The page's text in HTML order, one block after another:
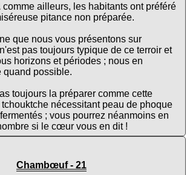
comme ailleurs, les habitants ont préféré
pitance non préparée.
que nous vous présentons sur
pas toujours typique de ce terroir et
horizons et périodes ; nous en
quand possible.
toujours la préparer comme cette
nécessitant peau de phoque
; vous pourrez néanmoins en
si le cœur vous en dit !
Chambœuf - 21